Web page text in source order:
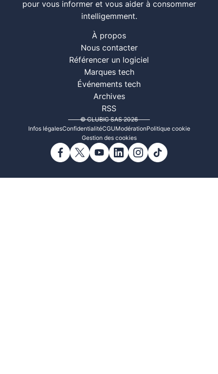
pour vous informer et vous aider à consommer
intelligemment.
À propos
Nous contacter
Référencer un logiciel
Marques tech
Événements tech
Archives
RSS
© CLUBIC SAS 2026
Infos légalesConfidentialitéCGUModérationPolitique cookie
Gestion des cookies